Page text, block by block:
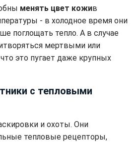
менять цвет кожив
- в холодное время они
поглощать тепло. А в случае
мертвыми или
это пугает даже крупных
с тепловыми
и охоты. Они
тепловые рецепторы,